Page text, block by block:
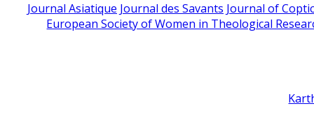
Journal Asiatique Journal des Savants Journal of
European Society of Women in Theological